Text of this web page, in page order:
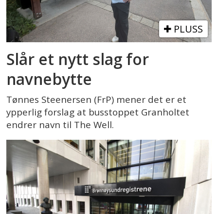
PLUSS
Slår et nytt slag for
navnebytte
Tønnes Steenersen (FrP) mener det er et
ypperlig forslag at busstoppet Granholtet
endrer navn til The Well.